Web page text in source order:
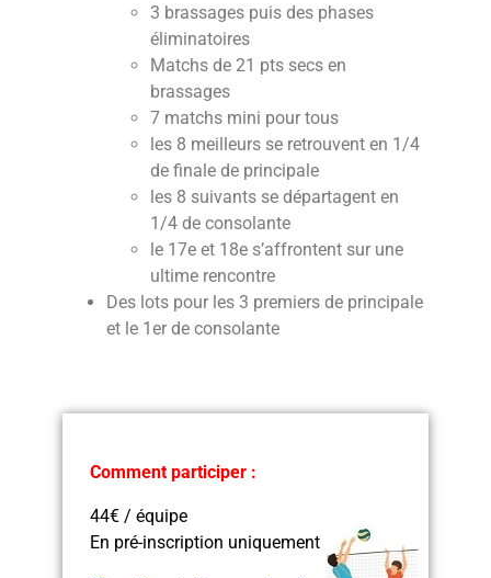
3 brassages puis des phases
éliminatoires
Matchs de 21 pts secs en
brassages
7 matchs mini pour tous
les 8 meilleurs se retrouvent en 1/4
de finale de principale
les 8 suivants se départagent en
1/4 de consolante
le 17e et 18e s’affrontent sur une
ultime rencontre
Des lots pour les 3 premiers de principale
et le 1er de consolante
Comment participer :
44€ / équipe
En pré-inscription uniquement